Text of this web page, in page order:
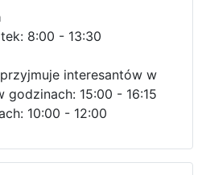
8:00 - 13:30
przyjmuje interesantów w
godzinach: 15:00 - 16:15
10:00 - 12:00